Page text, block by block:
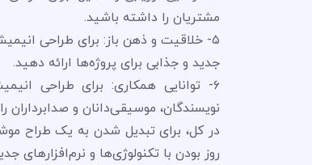
مشتریان را داشته باشید.
۵- خلاقیت و ذهن باز: برای طراحی
جدید و جذابی برای پروژه‌ها ارائه دهید.
۶- توانایی همکاری: برای طراحی
نویسندگان، موسیقی‌دانان و صدابرداران
در کل، برای تبدیل شدن به یک طراح
روز بودن با تکنولوژی‌ها و نرم‌افزارهای